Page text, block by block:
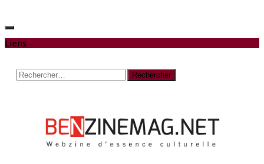
Liens
Rechercher :